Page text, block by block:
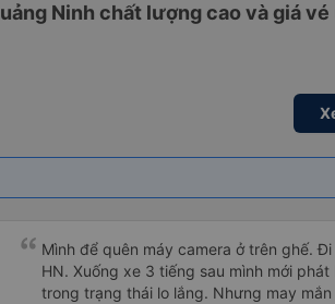
Ninh chất lượng cao và giá
Mình để quên máy camera ở trên ghế.
HN. Xuống xe 3 tiếng sau mình mới
trong trạng thái lo lắng. Nhưng may